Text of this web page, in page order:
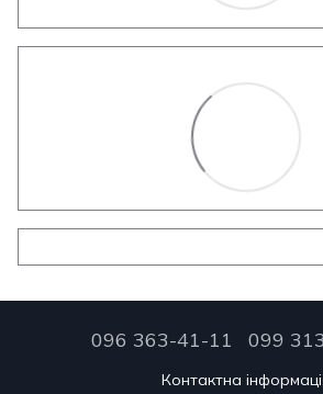
096 363-41-11 099
Контактна